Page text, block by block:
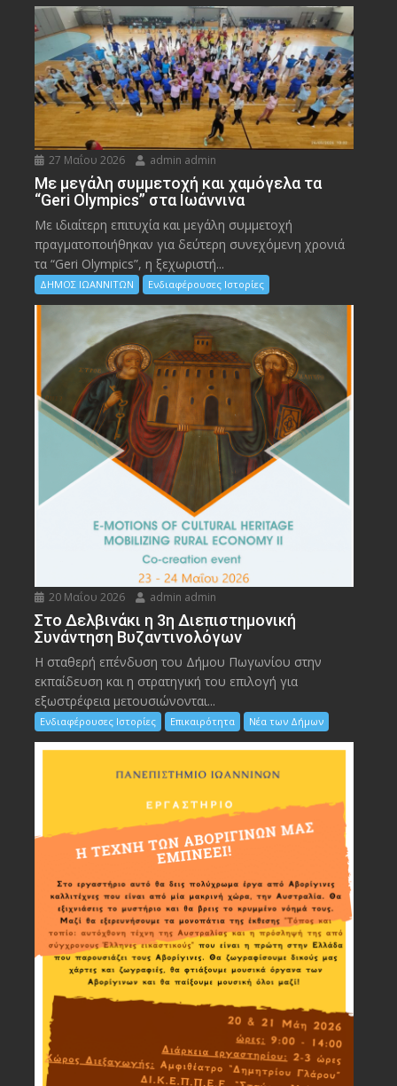
27 Μαΐου 2026 admin admin
Με μεγάλη συμμετοχή και χαμόγελα τα
“Geri Olympics” στα Ιωάννινα
Με ιδιαίτερη επιτυχία και μεγάλη συμμετοχή
πραγματοποιήθηκαν για δεύτερη συνεχόμενη χρονιά
τα “Geri Olympics”, η ξεχωριστή...
ΔΗΜΟΣ ΙΩΑΝΝΙΤΩΝ Ενδιαφέρουσες Ιστορίες
20 Μαΐου 2026 admin admin
Στο Δελβινάκι η 3η Διεπιστημονική
Συνάντηση Βυζαντινολόγων
Η σταθερή επένδυση του Δήμου Πωγωνίου στην
εκπαίδευση και η στρατηγική του επιλογή για
εξωστρέφεια μετουσιώνονται...
Ενδιαφέρουσες Ιστορίες Επικαιρότητα Νέα των Δήμων